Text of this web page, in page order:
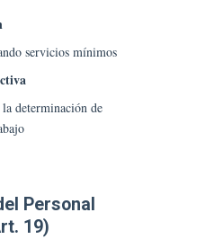
servicios mínimos
determinación de
Personal
19)